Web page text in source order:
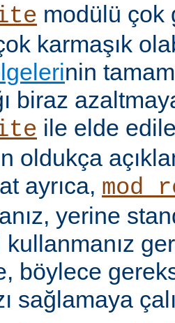
modülü çok
karmaşık
nin
biraz
ile elde
oldukça
ayrıca,
yerine
böylece
sağlamaya